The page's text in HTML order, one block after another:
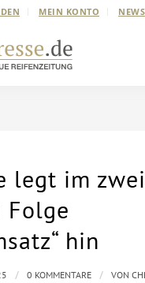
MEIN KONTO
legt im
hin
/ 0 KOMMENTARE / VON